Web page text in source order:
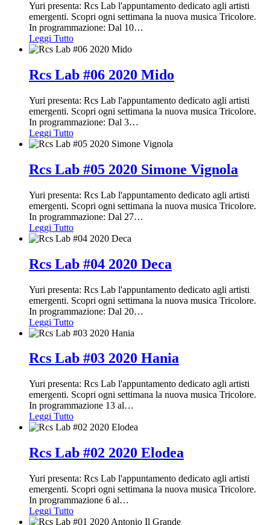
Yuri presenta: Rcs Lab l'appuntamento dedicato agli artisti
emergenti. Scopri ogni settimana la nuova musica Tricolore.
In programmazione: Dal 10…
Leggi Tutto
Rcs Lab #06 2020 Mido
Yuri presenta: Rcs Lab l'appuntamento dedicato agli artisti
emergenti. Scopri ogni settimana la nuova musica Tricolore.
In programmazione: Dal 3…
Leggi Tutto
Rcs Lab #05 2020 Simone Vignola
Yuri presenta: Rcs Lab l'appuntamento dedicato agli artisti
emergenti. Scopri ogni settimana la nuova musica Tricolore.
In programmazione: Dal 27…
Leggi Tutto
Rcs Lab #04 2020 Deca
Yuri presenta: Rcs Lab l'appuntamento dedicato agli artisti
emergenti. Scopri ogni settimana la nuova musica Tricolore.
In programmazione: Dal 20…
Leggi Tutto
Rcs Lab #03 2020 Hania
Yuri presenta: Rcs Lab l'appuntamento dedicato agli artisti
emergenti. Scopri ogni settimana la nuova musica Tricolore.
In programmazione 13 al…
Leggi Tutto
Rcs Lab #02 2020 Elodea
Yuri presenta: Rcs Lab l'appuntamento dedicato agli artisti
emergenti. Scopri ogni settimana la nuova musica Tricolore.
In programmazione 6 al…
Leggi Tutto